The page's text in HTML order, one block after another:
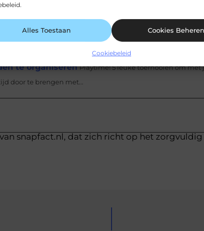
Alles Toestaan Cookies Beheren
Cookiebeleid
Samen op pad: leuke activiteiten voor ouderen Ouderen
actief en vervuld leven te...
en bieden veel functies die gebruikers aanspreken. Enkele
te organiseren Playtime! 5 leuke toernooien om met
door te brengen met...
snapfact.nl, dat zich richt op het zorgvuldig